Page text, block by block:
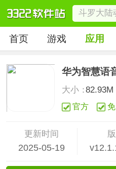
首页 游戏 应用
华为智慧语
大小：82.93M
官方
更新时间
2025-05-19